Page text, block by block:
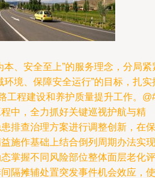
、安全至上”的服务理念，分局紧
境、保障安全运行”的目标，扎实
工程建设和养护质量提升工作。
中，全力抓好关键巡视护航与精
排查治理方案进行调整创新，在保
施作基础上结合倒列周期办法实现
掌握不同风险部位整体面层老化评
隔摊辅处置突发事件机会效应，使